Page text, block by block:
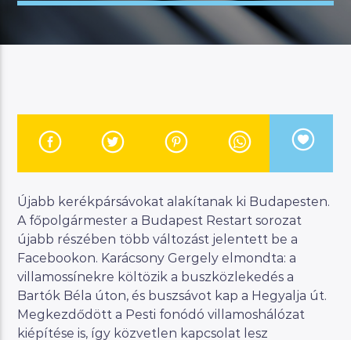
BUDAPEST UPDATE
Manna FM
Újabb kerékpársávokat alakítanak ki Budapesten.
A főpolgármester a Budapest Restart sorozat
újabb részében több változást jelentett be a
Facebookon. Karácsony Gergely elmondta: a
villamossínekre költözik a buszközlekedés a
Bartók Béla úton, és buszsávot kap a Hegyalja út.
Megkezdődött a Pesti fonódó villamoshálózat
kiépítése is, így közvetlen kapcsolat lesz